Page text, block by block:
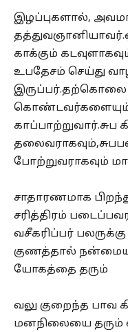
இழப்புகளால்,
காக்கும்
உபதேசம் செய்து
கொண்டவர்களையும்
போற்றுவராகவும்
சாதாரணமாக
சரித்திரம்
வசீகரிப்பர்
குணத்தால்
யோகத்தை தரும்
வலு குறைந்த பாவ
மனநிலையை தரும்